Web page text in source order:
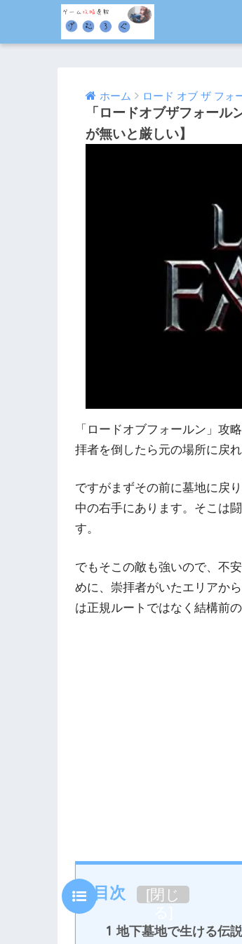
ホーム ロード オブ ザ フォ
「ロードオブザフォー
が無いと厳しい】
「ロードオブフォールン」攻
拝者を倒したら元の場所に戻
ですがまずその前に墓地に戻
中の右手にあります。そこは
す。
でもそこの敵も強いので、不
めに、崇拝者がいたエリアか
は正規ルートではなく結構前
目次 [閉じ
1 地下墓地で生ける伝